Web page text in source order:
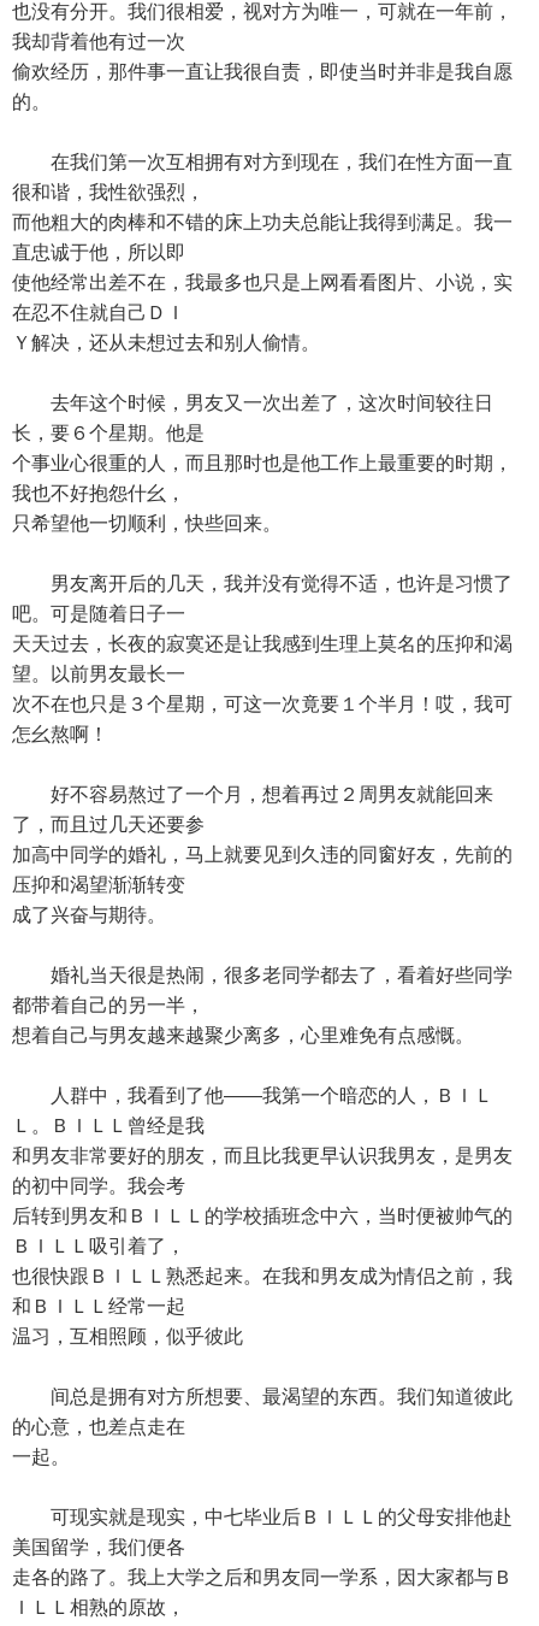
也没有分开。我们很相爱，视对方为唯一，可就在一年前，
我却背着他有过一次
偷欢经历，那件事一直让我很自责，即使当时并非是我自愿
的。
在我们第一次互相拥有对方到现在，我们在性方面一直
很和谐，我性欲强烈，
而他粗大的肉棒和不错的床上功夫总能让我得到满足。我一
直忠诚于他，所以即
使他经常出差不在，我最多也只是上网看看图片、小说，实
在忍不住就自己ＤＩ
Ｙ解决，还从未想过去和别人偷情。
去年这个时候，男友又一次出差了，这次时间较往日
长，要６个星期。他是
个事业心很重的人，而且那时也是他工作上最重要的时期，
我也不好抱怨什幺，
只希望他一切顺利，快些回来。
男友离开后的几天，我并没有觉得不适，也许是习惯了
吧。可是随着日子一
天天过去，长夜的寂寞还是让我感到生理上莫名的压抑和渴
望。以前男友最长一
次不在也只是３个星期，可这一次竟要１个半月！哎，我可
怎幺熬啊！
好不容易熬过了一个月，想着再过２周男友就能回来
了，而且过几天还要参
加高中同学的婚礼，马上就要见到久违的同窗好友，先前的
压抑和渴望渐渐转变
成了兴奋与期待。
婚礼当天很是热闹，很多老同学都去了，看着好些同学
都带着自己的另一半，
想着自己与男友越来越聚少离多，心里难免有点感慨。
人群中，我看到了他——我第一个暗恋的人，ＢＩＬ
Ｌ。ＢＩＬＬ曾经是我
和男友非常要好的朋友，而且比我更早认识我男友，是男友
的初中同学。我会考
后转到男友和ＢＩＬＬ的学校插班念中六，当时便被帅气的
ＢＩＬＬ吸引着了，
也很快跟ＢＩＬＬ熟悉起来。在我和男友成为情侣之前，我
和ＢＩＬＬ经常一起
温习，互相照顾，似乎彼此
间总是拥有对方所想要、最渴望的东西。我们知道彼此
的心意，也差点走在
一起。
可现实就是现实，中七毕业后ＢＩＬＬ的父母安排他赴
美国留学，我们便各
走各的路了。我上大学之后和男友同一学系，因大家都与Ｂ
ＩＬＬ相熟的原故，